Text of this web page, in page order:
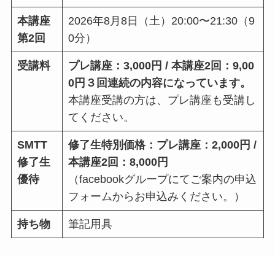
本講座
第2回
2026年8月8日（土）20:00〜21:30（9
0分）
受講料
プレ講座：3,000円 / 本講座2回：9,00
0円３回連続の内容になっています。
本講座受講の方は、プレ講座も受講し
てください。
SMTT
修了生
優待
修了生特別価格：プレ講座：2,000円 /
本講座2回：8,000円
（facebookグループにてご案内の申込
フォームからお申込みください。）
持ち物 筆記用具